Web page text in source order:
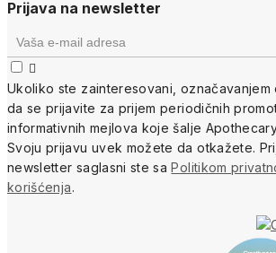
Prijava na newsletter

Ukoliko ste zainteresovani, ozna
da se prijavite za prijem periodičnih
informativnih mejlova koje šalje
Svoju prijavu uvek možete da otkažete.
newsletter saglasni ste saPolitikom
korišćenja.